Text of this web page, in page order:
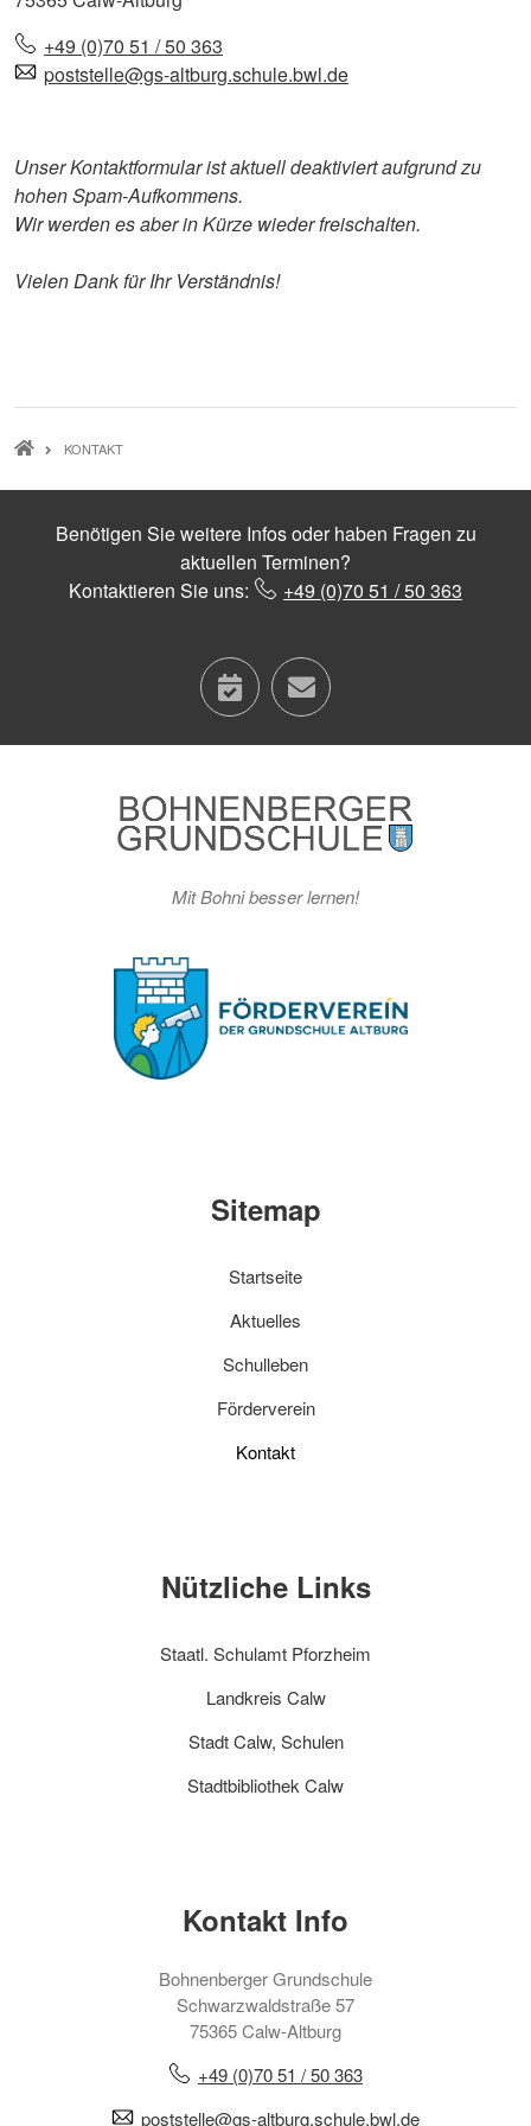
+49 (0)70 51 / 50 363
poststelle@gs-altburg.schule.bwl.de
Unser Kontaktformular ist aktuell deaktiviert aufgrund zu
hohen Spam-Aufkommens.
Wir werden es aber in Kürze wieder freischalten.
Vielen Dank für Ihr Verständnis!
Pfadnavigation
KONTAKT
Benötigen Sie weitere Infos oder haben Fragen zu
aktuellen Terminen?
Kontaktieren Sie uns:
+49 (0)70 51 / 50 363
calendar
contact
Mit Bohni besser lernen!
Sitemap
Startseite
Aktuelles
Schulleben
Förderverein
Kontakt
Nützliche Links
Staatl. Schulamt Pforzheim
Landkreis Calw
Stadt Calw, Schulen
Stadtbibliothek Calw
Kontakt Info
Bohnenberger Grundschule
Schwarzwaldstraße 57
75365 Calw-Altburg
+49 (0)70 51 / 50 363
poststelle@gs-altburg.schule.bwl.de